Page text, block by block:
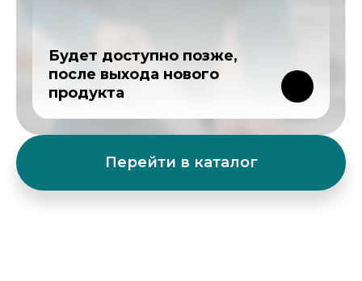
Будет доступно позже,
после выхода нового
продукта
Перейти в каталог